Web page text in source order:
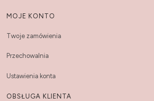
MOJE KONTO
Twoje zamówienia
Przechowalnia
Ustawienia konta
OBSŁUGA KLIENTA